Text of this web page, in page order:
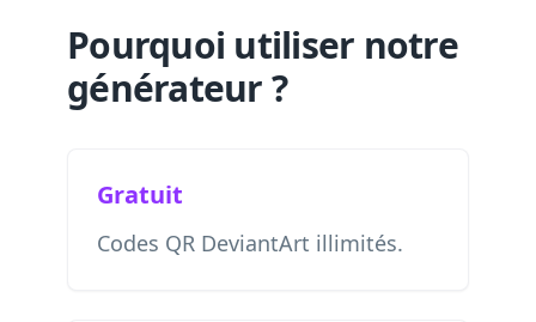
Pourquoi utiliser notre
générateur ?
Gratuit
Codes QR DeviantArt illimités.